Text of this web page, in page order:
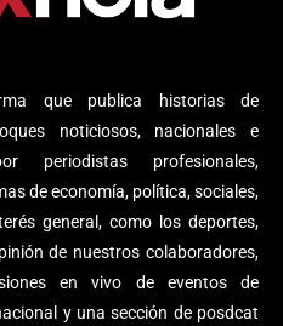
que publica historias de
noticiosos, nacionales e
periodistas profesionales,
de economía, política, sociales,
general, como los deportes,
de nuestros colaboradores,
en vivo de eventos de
y una sección de posdcat